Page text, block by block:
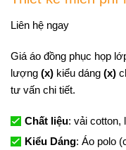
dựa trên
Liên hệ ngay
Giá áo đồng phục họp
lượng (x)kiểu dáng (x)
tư vấn chi tiết.
Chất liệu: vải cotton,
Kiểu Dáng: Áo polo